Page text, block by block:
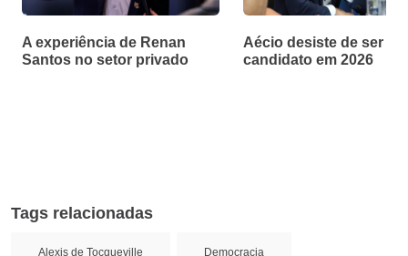
A experiência de Renan
Santos no setor privado
Aécio desiste de ser
candidato em 2026
Tags relacionadas
Alexis de Tocqueville Democracia